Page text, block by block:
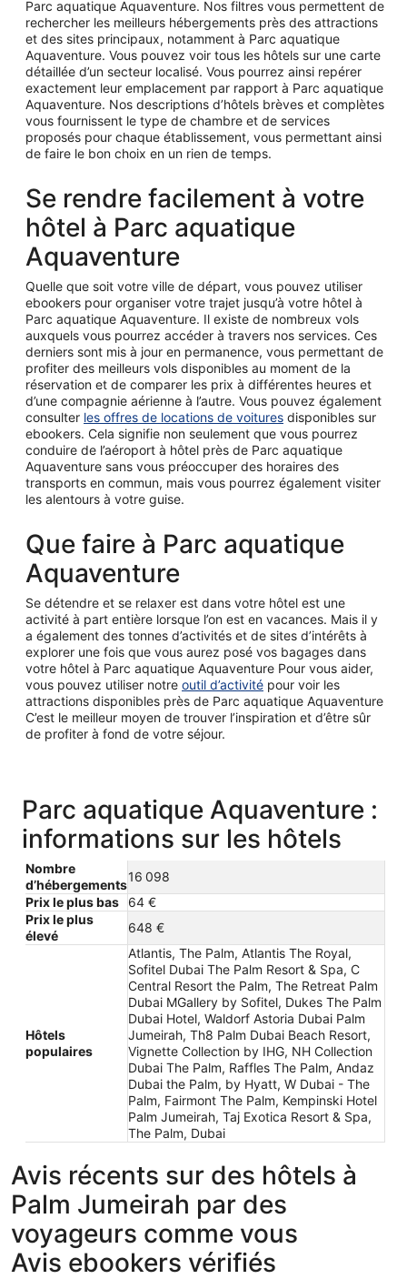
Parc aquatique Aquaventure. Nos filtres vous permettent de
rechercher les meilleurs hébergements près des attractions
et des sites principaux, notamment à Parc aquatique
Aquaventure. Vous pouvez voir tous les hôtels sur une carte
détaillée d’un secteur localisé. Vous pourrez ainsi repérer
exactement leur emplacement par rapport à Parc aquatique
Aquaventure. Nos descriptions d’hôtels brèves et complètes
vous fournissent le type de chambre et de services
proposés pour chaque établissement, vous permettant ainsi
de faire le bon choix en un rien de temps.
Se rendre facilement à votre
hôtel à Parc aquatique
Aquaventure
Quelle que soit votre ville de départ, vous pouvez utiliser
ebookers pour organiser votre trajet jusqu’à votre hôtel à
Parc aquatique Aquaventure. Il existe de nombreux vols
auxquels vous pourrez accéder à travers nos services. Ces
derniers sont mis à jour en permanence, vous permettant de
profiter des meilleurs vols disponibles au moment de la
réservation et de comparer les prix à différentes heures et
d’une compagnie aérienne à l’autre. Vous pouvez également
consulter les offres de locations de voitures disponibles sur
ebookers. Cela signifie non seulement que vous pourrez
conduire de l’aéroport à hôtel près de Parc aquatique
Aquaventure sans vous préoccuper des horaires des
transports en commun, mais vous pourrez également visiter
les alentours à votre guise.
Que faire à Parc aquatique
Aquaventure
Se détendre et se relaxer est dans votre hôtel est une
activité à part entière lorsque l’on est en vacances. Mais il y
a également des tonnes d’activités et de sites d’intérêts à
explorer une fois que vous aurez posé vos bagages dans
votre hôtel à Parc aquatique Aquaventure Pour vous aider,
vous pouvez utiliser notre outil d’activité pour voir les
attractions disponibles près de Parc aquatique Aquaventure
C’est le meilleur moyen de trouver l’inspiration et d’être sûr
de profiter à fond de votre séjour.
Parc aquatique Aquaventure :
informations sur les hôtels
Nombre
d’hébergements
16 098
Prix le plus bas
64 €
Prix le plus
élevé
648 €
Hôtels
populaires
Atlantis, The Palm, Atlantis The Royal,
Sofitel Dubai The Palm Resort & Spa, C
Central Resort the Palm, The Retreat Palm
Dubai MGallery by Sofitel, Dukes The Palm
Dubai Hotel, Waldorf Astoria Dubai Palm
Jumeirah, Th8 Palm Dubai Beach Resort,
Vignette Collection by IHG, NH Collection
Dubai The Palm, Raffles The Palm, Andaz
Dubai the Palm, by Hyatt, W Dubai - The
Palm, Fairmont The Palm, Kempinski Hotel
Palm Jumeirah, Taj Exotica Resort & Spa,
The Palm, Dubai
Avis récents sur des hôtels à
Palm Jumeirah par des
voyageurs comme vous
Avis ebookers vérifiés